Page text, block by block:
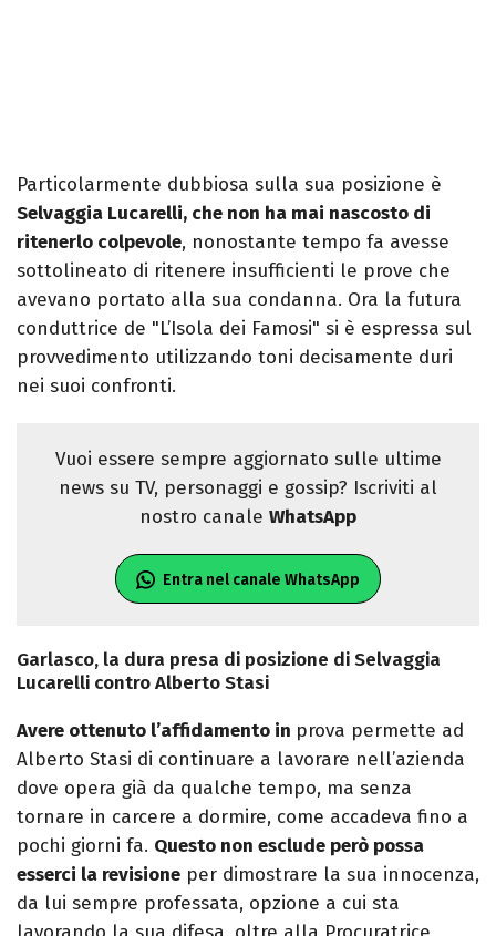
Particolarmente dubbiosa sulla sua posizione è
Selvaggia Lucarelli, che non ha mai nascosto di
ritenerlo colpevole, nonostante tempo fa avesse
sottolineato di ritenere insufficienti le prove che
avevano portato alla sua condanna. Ora la futura
conduttrice de "L’Isola dei Famosi" si è espressa sul
provvedimento utilizzando toni decisamente duri
nei suoi confronti.
Vuoi essere sempre aggiornato sulle ultime
news su TV, personaggi e gossip? Iscriviti al
nostro canale WhatsApp
Entra nel canale WhatsApp
Garlasco, la dura presa di posizione di Selvaggia
Lucarelli contro Alberto Stasi
Avere ottenuto l’affidamento in prova permette ad
Alberto Stasi di continuare a lavorare nell’azienda
dove opera già da qualche tempo, ma senza
tornare in carcere a dormire, come accadeva fino a
pochi giorni fa. Questo non esclude però possa
esserci la revisione per dimostrare la sua innocenza,
da lui sempre professata, opzione a cui sta